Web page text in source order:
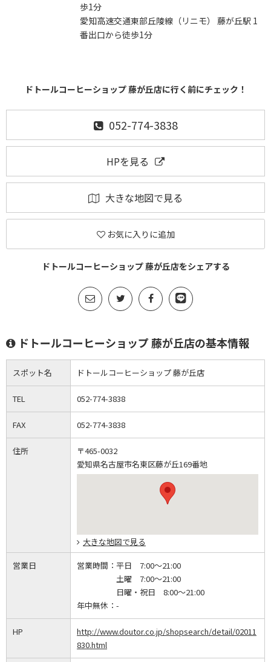
歩1分
愛知高速交通東部丘陵線（リニモ） 藤が丘駅 1
番出口から徒歩1分
ドトールコーヒーショップ 藤が丘店に行く前にチェック！
052-774-3838
HPを見る
大きな地図で見る
お気に入りに追加
ドトールコーヒーショップ 藤が丘店をシェアする
ドトールコーヒーショップ 藤が丘店の基本情報
スポット名 ドトールコーヒーショップ 藤が丘店
TEL 052-774-3838
FAX 052-774-3838
住所
〒465-0032
愛知県名古屋市名東区藤が丘169番地
大きな地図で見る
営業日 営業時間： 平日 7:00～21:00
土曜 7:00～21:00
日曜・祝日 8:00～21:00
年中無休： -
HP
http://www.doutor.co.jp/shopsearch/detail/02011
830.html